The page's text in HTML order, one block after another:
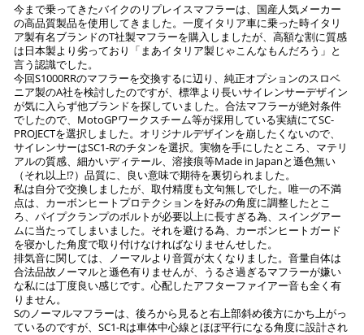
今まで乗ってきたバイクのリプレイスマフラーは、国産人気メーカー
の高品質製品を使用してきました。一度イタリア車に乗った時イタリ
ア製有名ブランドのT社製マフラーを購入しましたが、高額な割に質感
は日本製より劣っており「まあイタリア製じゃこんなもんだろう」と
言う認識でした。
今回S1000RRのマフラーを交換するに辺り、純正オプションのスロベ
ニア製のA社を検討したのですが、標準より長いサイレンサーデザイン
が気に入らず他ブランドを探していました。合法マフラーが絶対条件
でしたので、MotoGPワークスチーム等が採用している実績にてSC-
PROJECTを選択しました。オリジナルデザインを崩したくないので、
サイレンサーはSC1-Rのチタンを選択。実物を手にしたところ、マテリ
アルの質感、細かいディテール、溶接痕等Made in Japanと遜色無い
（それ以上!?）品質に、良い意味で期待を裏切られました。
私は自分で交換しましたが、取付精度も文句無しでした。唯一の不満
点は、カーボンヒートプロテクションを好みの角度に調整したとこ
ろ、パイプクランプのボルトが必要以上に長すぎる為、スイングアー
ムに当たってしまいました。それを避ける為、カーボンヒートガード
を寝かした角度で取り付けなければなりませんせした。
排気音に関しては、ノーマルより音質が太くなりました。音量自体は
合法品故ノーマルと遜色有りませんが、うるさ過ぎるマフラーが嫌い
な私には丁度良い感じです。心配したアフターファイアー音も全く有
りません。
Sのノーマルマフラーは、後ろから見ると右上部斜め後方にかち上がっ
ているのですが、SC1-Rは車体中心線とほぼ平行になる角度に設計され